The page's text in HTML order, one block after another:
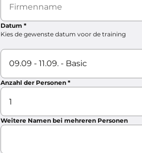
Datum *
Kies de gewenste datum voor de training
Anzahl der Personen *
Weitere Namen bei mehreren Personen